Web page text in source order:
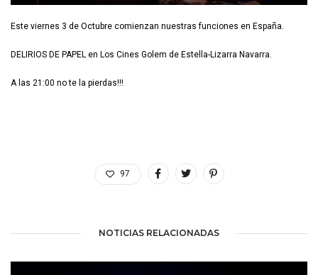
Este viernes 3 de Octubre comienzan nuestras funciones en España.
DELIRIOS DE PAPEL en Los Cines Golem de Estella-Lizarra Navarra.
A las 21:00 no te la pierdas!!!
97
NOTICIAS RELACIONADAS